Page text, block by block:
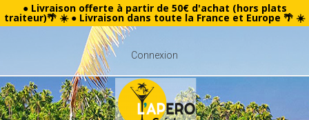
● Livraison offerte à partir de 50€ d'achat (hors plats
traiteur)🌴 ☀️ ● Livraison dans toute la France et Europe 🌴 ☀️
Connexion